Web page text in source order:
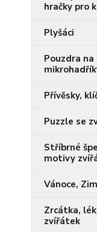
hračky pro
Plyšáci
Pouzdra na
Přívěsky,
Puzzle se
Stříbrné
motivy
Vánoce,
Zrcátka,
zvířátek